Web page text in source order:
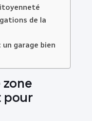
de la
garage bien
pour